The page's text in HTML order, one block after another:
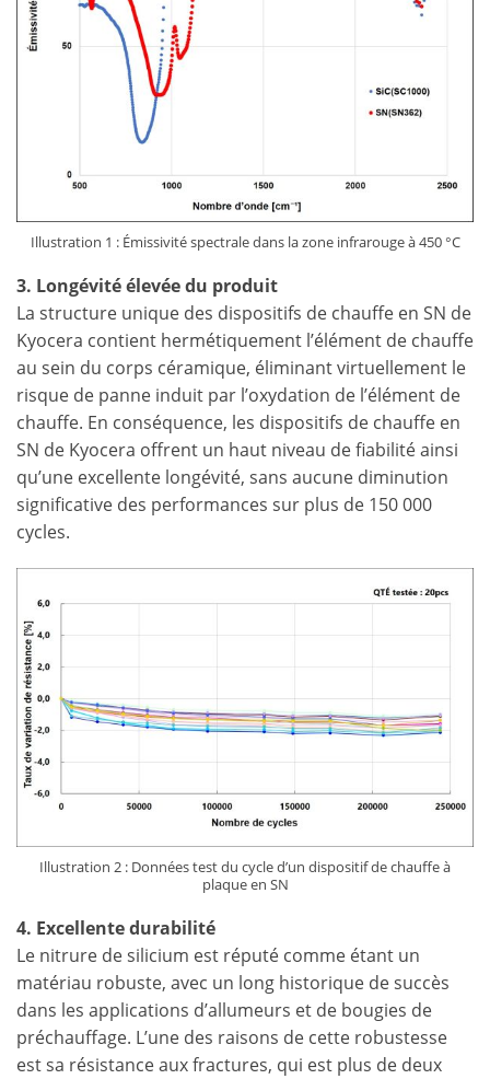
Illustration 1 : Émissivité spectrale dans la zone infrarouge à 450 °C
3. Longévité élevée du produit
La structure unique des dispositifs de chauffe en SN de
Kyocera contient hermétiquement l’élément de chauffe
au sein du corps céramique, éliminant virtuellement le
risque de panne induit par l’oxydation de l’élément de
chauffe. En conséquence, les dispositifs de chauffe en
SN de Kyocera offrent un haut niveau de fiabilité ainsi
qu’une excellente longévité, sans aucune diminution
significative des performances sur plus de 150 000
cycles.
Illustration 2 : Données test du cycle d’un dispositif de chauffe à
plaque en SN
4. Excellente durabilité
Le nitrure de silicium est réputé comme étant un
matériau robuste, avec un long historique de succès
dans les applications d’allumeurs et de bougies de
préchauffage. L’une des raisons de cette robustesse
est sa résistance aux fractures, qui est plus de deux